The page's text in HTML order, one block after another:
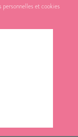
personnelles et cookies